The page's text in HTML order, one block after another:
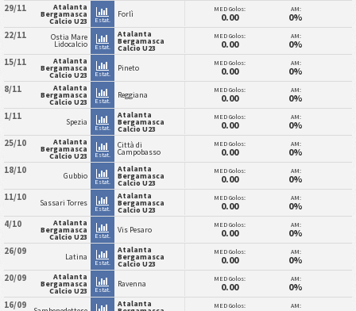
29/11 Atalanta
Bergamasca
Calcio U23 Estat.
Forlì MED Golos:
0.00
AM:
0%
22/11 Ostia Mare
Lidocalcio Estat.
Atalanta
Bergamasca
Calcio U23
MED Golos:
0.00
AM:
0%
15/11 Atalanta
Bergamasca
Calcio U23 Estat.
Pineto MED Golos:
0.00
AM:
0%
8/11 Atalanta
Bergamasca
Calcio U23 Estat.
Reggiana MED Golos:
0.00
AM:
0%
1/11 Spezia
Estat.
Atalanta
Bergamasca
Calcio U23
MED Golos:
0.00
AM:
0%
25/10 Atalanta
Bergamasca
Calcio U23 Estat.
Città di
Campobasso
MED Golos:
0.00
AM:
0%
18/10 Gubbio
Estat.
Atalanta
Bergamasca
Calcio U23
MED Golos:
0.00
AM:
0%
11/10 Sassari Torres
Estat.
Atalanta
Bergamasca
Calcio U23
MED Golos:
0.00
AM:
0%
4/10 Atalanta
Bergamasca
Calcio U23 Estat.
Vis Pesaro MED Golos:
0.00
AM:
0%
26/09 Latina
Estat.
Atalanta
Bergamasca
Calcio U23
MED Golos:
0.00
AM:
0%
20/09 Atalanta
Bergamasca
Calcio U23 Estat.
Ravenna MED Golos:
0.00
AM:
0%
16/09 Atalanta MED Golos: AM: